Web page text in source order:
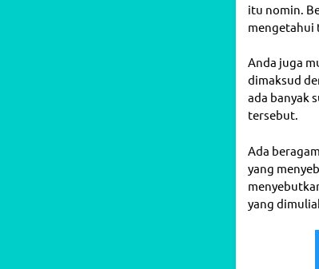
itu nomin.
mengetahui
Anda juga
dimaksud
ada banyak
tersebut.
Ada
yang
yang